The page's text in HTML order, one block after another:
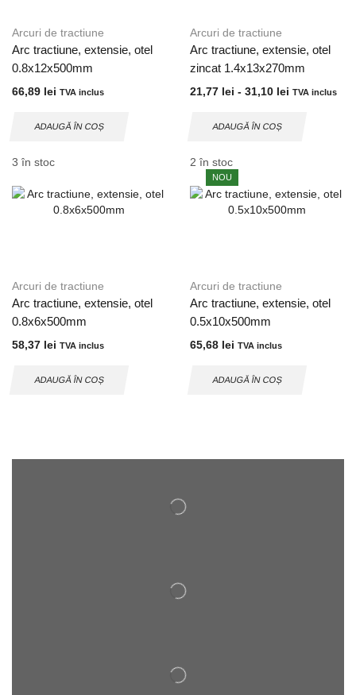
Arcuri de tractiune
Arc tractiune, extensie, otel
0.8x12x500mm
66,89 lei TVA inclus
ADAUGĂ ÎN COȘ
Arcuri de tractiune
Arc tractiune, extensie, otel
zincat 1.4x13x270mm
21,77 lei - 31,10 lei TVA inclus
ADAUGĂ ÎN COȘ
3 în stoc
Arcuri de tractiune
Arc tractiune, extensie, otel
0.8x6x500mm
58,37 lei TVA inclus
ADAUGĂ ÎN COȘ
NOU
2 în stoc
Arcuri de tractiune
Arc tractiune, extensie, otel
0.5x10x500mm
65,68 lei TVA inclus
ADAUGĂ ÎN COȘ